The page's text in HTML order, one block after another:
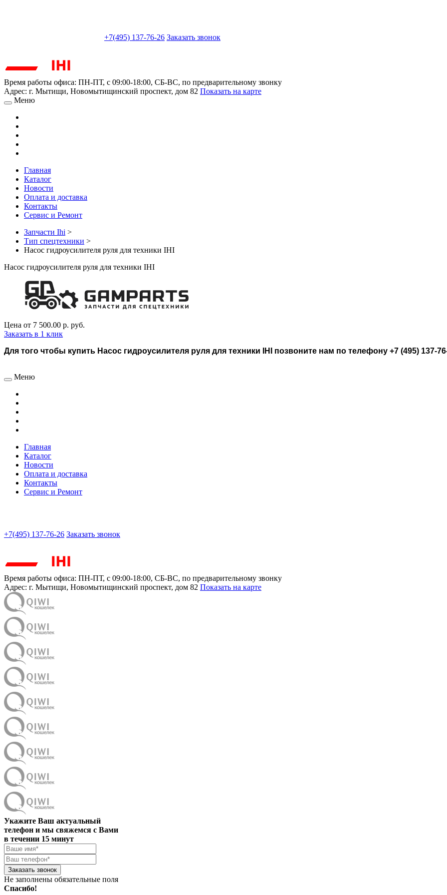
+7(495) 137-76-26 Заказать звонок
Время работы офиса: ПН-ПТ, с 09:00-18:00, СБ-ВС, по предварительному звонку
Адрес: г. Мытищи, Новомытищинский проспект, дом 82 Показать на карте
Меню
Главная
Каталог
Новости
Оплата и доставка
Контакты
Сервис и Ремонт
Запчасти Ihi >
Тип спецтехники >
Насос гидроусилителя руля для техники IHI
Насос гидроусилителя руля для техники IHI
Цена от 7 500.00 р. руб.
Заказать в 1 клик
Для того чтобы купить Насос гидроусилителя руля для техники IHI позвоните нам по телефону +7 (495) 137-
Меню
Главная
Каталог
Новости
Оплата и доставка
Контакты
Сервис и Ремонт
+7(495) 137-76-26 Заказать звонок
Время работы офиса: ПН-ПТ, с 09:00-18:00, СБ-ВС, по предварительному звонку
Адрес: г. Мытищи, Новомытищинский проспект, дом 82 Показать на карте
Укажите Ваш актуальный
телефон и мы свяжемся с Вами
в течении 15 минут
Заказать звонок
Не заполнены обязательные поля
Спасибо!